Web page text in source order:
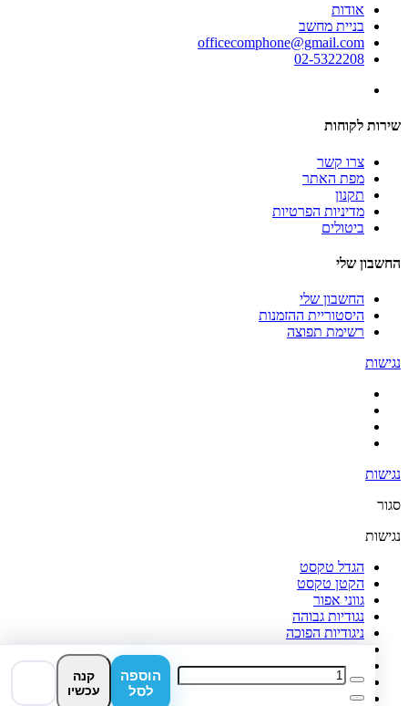
הוספה
לסל
קנה
עכשיו
אודות
בניית מחשב
officecomphone@gmail.com
02-5322208
שירות לקוחות
צרו קשר
מפת האתר
תקנון
מדיניות הפרטיות
ביטולים
החשבון שלי
החשבון שלי
היסטוריית ההזמנות
רשימת תפוצה
נגישות
נגישות
סגור
נגישות
הגדל טקסט
הקטן טקסט
גווני אפור
נגודיות גבוהה
ניגודיות הפוכה
רקע בהיר
הדגשת קישורים
פונט קריא
איפוס